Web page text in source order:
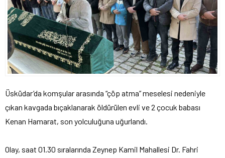
Üsküdar’da komşular arasında “çöp atma” meselesi nedeniyle
çıkan kavgada bıçaklanarak öldürülen evli ve 2 çocuk babası
Kenan Hamarat, son yolculuğuna uğurlandı.
Olay, saat 01.30 sıralarında Zeynep Kamil Mahallesi Dr. Fahri